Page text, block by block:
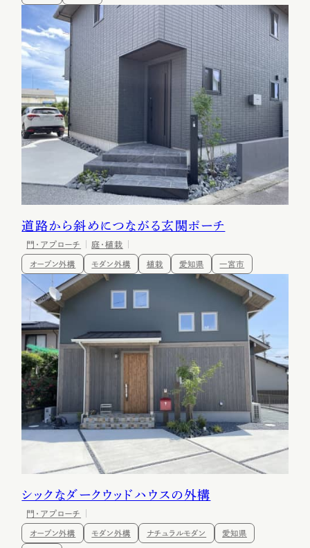
道路から斜めにつながる玄関ポーチ
門・アプローチ 庭・植栽
オープン外構 モダン外構 植栽 愛知県 一宮市
シックなダークウッドハウスの外構
門・アプローチ
オープン外構 モダン外構 ナチュラルモダン 愛知県